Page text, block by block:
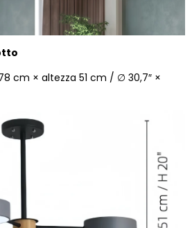
cm × altezza 51 cm / ∅ 30,7″ ×